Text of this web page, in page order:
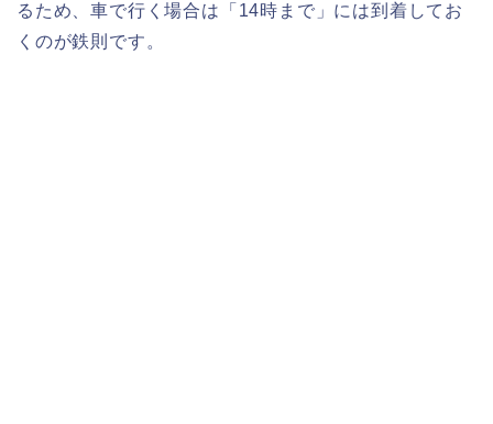
るため、車で行く場合は「14時まで」には到着してお
くのが鉄則です。